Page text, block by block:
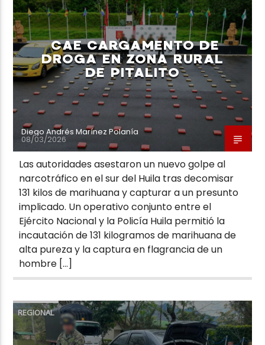
Neiva Estereo
CAE CARGAMENTO DE
DROGA EN ZONA RURAL
DE PITALITO
Diego Andrés Marínez Polanía
08/03/2026
Las autoridades asestaron un nuevo golpe al
narcotráfico en el sur del Huila tras decomisar
131 kilos de marihuana y capturar a un presunto
implicado. Un operativo conjunto entre el
Ejército Nacional y la Policía Huila permitió la
incautación de 131 kilogramos de marihuana de
alta pureza y la captura en flagrancia de un
hombre […]
REGIONAL